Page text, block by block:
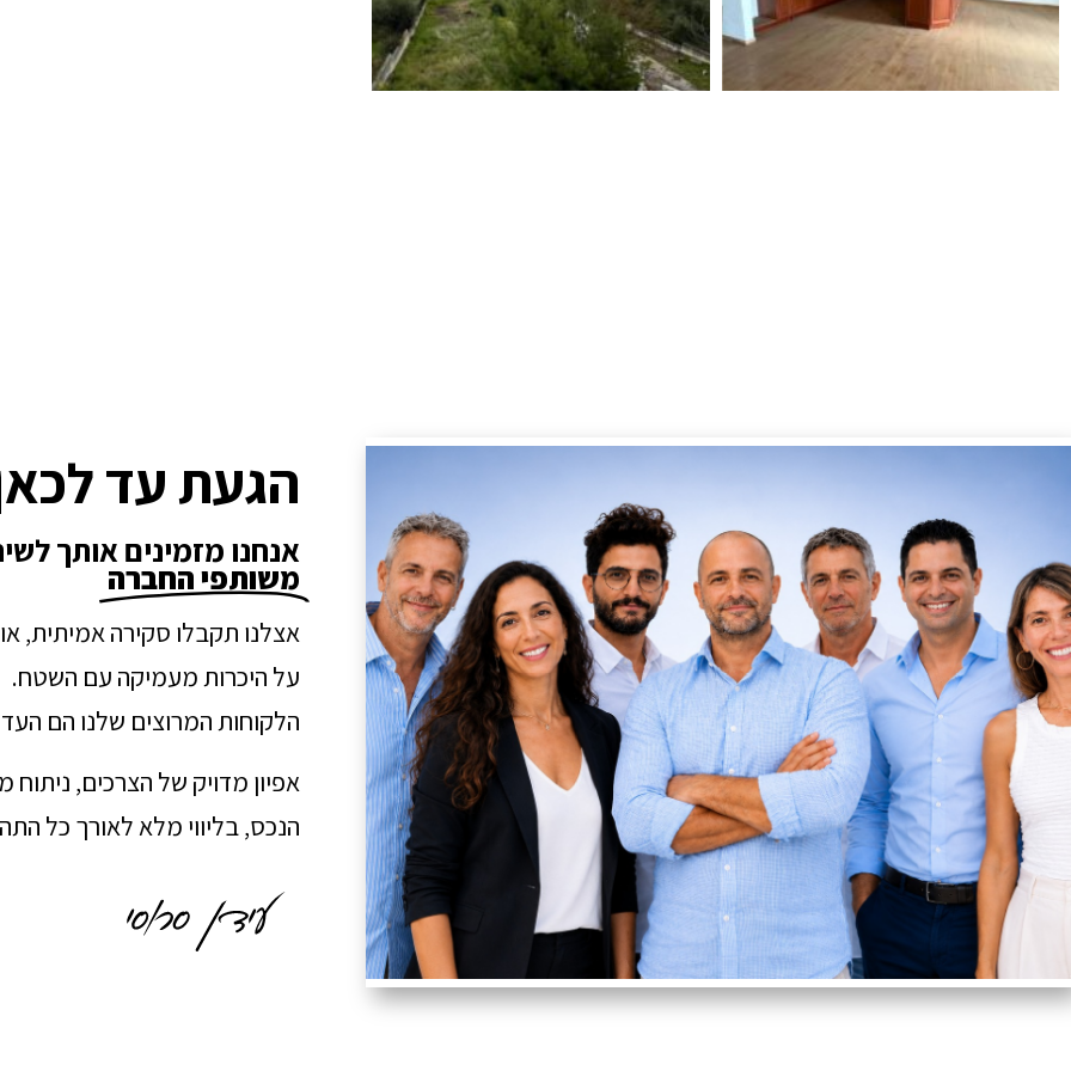
הגעת עד
אנחנו מזמינים אותך
משותפי החברה
אצלנו תקבלו סקירה אמיתית,
על היכרות מעמיקה עם השטח.
הלקוחות המרוצים שלנו הם
אפיון מדויק של הצרכים,
הנכס, בליווי מלא לאורך כל